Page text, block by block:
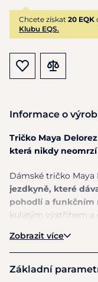
Chcete získat 20 EQK
Klubu EQS.
Informace o
Tričko Maya
která nikdy neomrzí
Dámské tričko Maya
jezdkyně, které
pohodlí a funkčním
kulatým výstřihem
i volnočasovým
Lehkýžebrovaný
Zobrazit více
Základní